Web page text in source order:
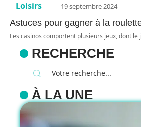
Loisirs 19 septembre 2024
Astuces pour gagner à la
Les casinos comportent plusieurs jeux, dont le
RECHERCHE
À LA UNE